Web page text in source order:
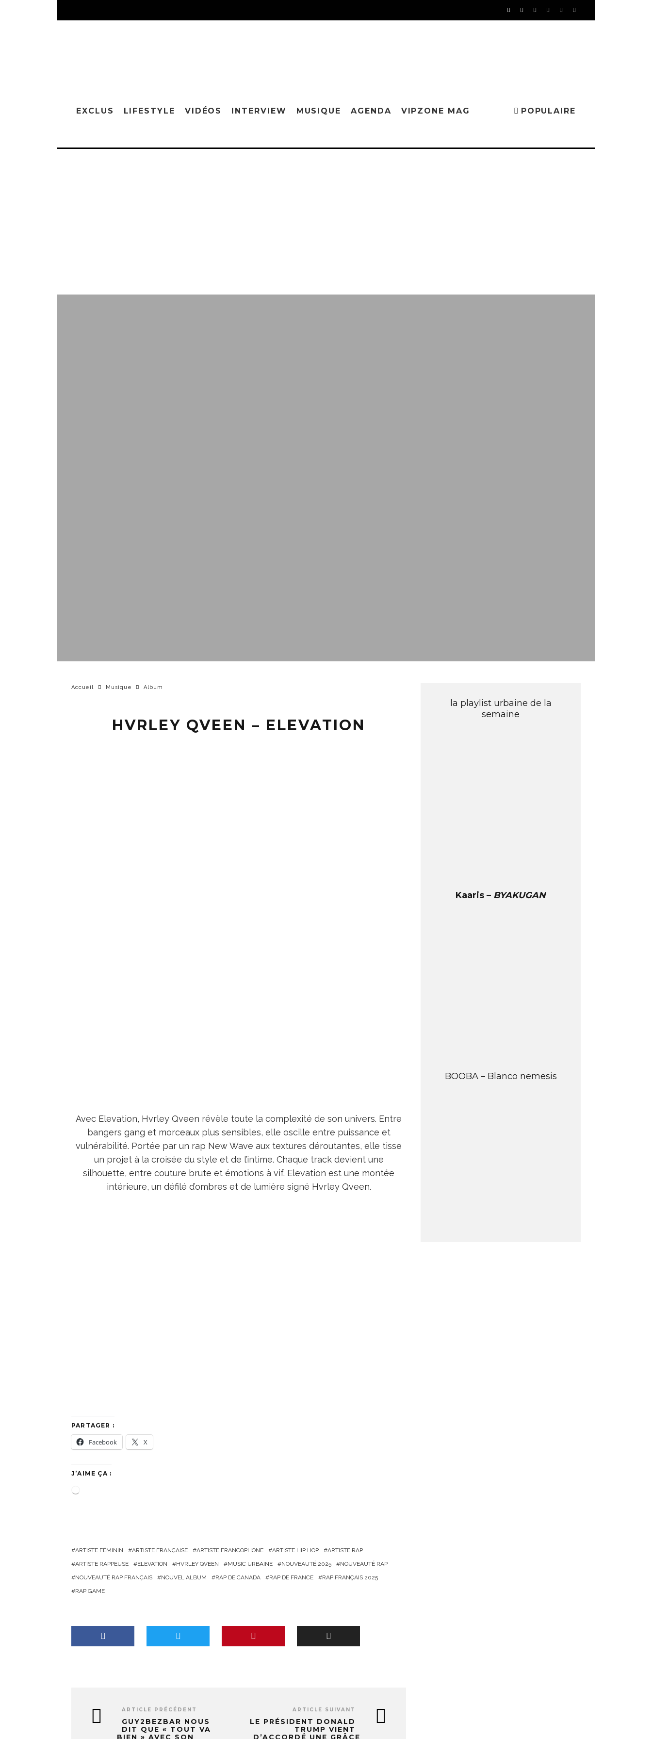
EXCLUS LIFESTYLE VIDÉOS INTERVIEW MUSIQUE AGENDA VIPZONE MAG POPULAIRE
Accueil Musique Album
HVRLEY QVEEN – ELEVATION
Avec Elevation, Hvrley Qveen révèle toute la complexité de son univers. Entre
bangers gang et morceaux plus sensibles, elle oscille entre puissance et
vulnérabilité. Portée par un rap New Wave aux textures déroutantes, elle tisse
un projet à la croisée du style et de l’intime. Chaque track devient une
silhouette, entre couture brute et émotions à vif. Elevation est une montée
intérieure, un défilé d’ombres et de lumière signé Hvrley Qveen.
PARTAGER :
Facebook X
J’AIME ÇA :
…
ARTISTE FÉMININ ARTISTE FRANÇAISE ARTISTE FRANCOPHONE ARTISTE HIP HOP
ARTISTE RAP
ARTISTE RAPPEUSE
ELEVATION HVRLEY QVEEN MUSIC URBAINE NOUVEAUTÉ 2025
NOUVEAUTÉ RAP
NOUVEAUTÉ RAP FRANÇAIS
NOUVEL ALBUM RAP DE CANADA RAP DE FRANCE
RAP FRANÇAIS 2025
RAP GAME
ARTICLE PRÉCÉDENT
GUY2BEZBAR NOUS
DIT QUE « TOUT VA
BIEN » AVEC SON
ARTICLE SUIVANT
LE PRÉSIDENT DONALD
TRUMP VIENT
D’ACCORDÉ UNE GRÂCE
la playlist urbaine de la
semaine
Kaaris – BYAKUGAN
BOOBA – Blanco nemesis